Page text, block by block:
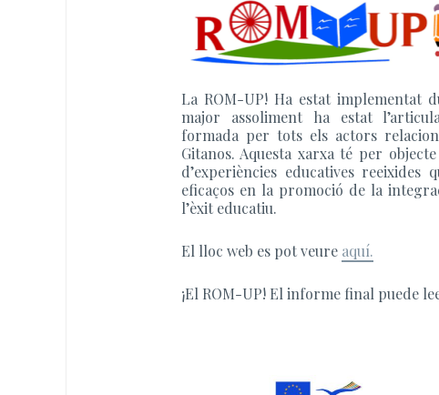
La ROM-UP! Ha estat implementat
major assoliment ha estat
formada per tots els actors
Gitanos. Aquesta xarxa té per
d’experiències educatives
eficaços en la promoció de la
l’èxit educatiu.
El lloc web es pot veure aquí.
¡El ROM-UP! El informe final puede